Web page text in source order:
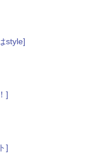
style]
]
]